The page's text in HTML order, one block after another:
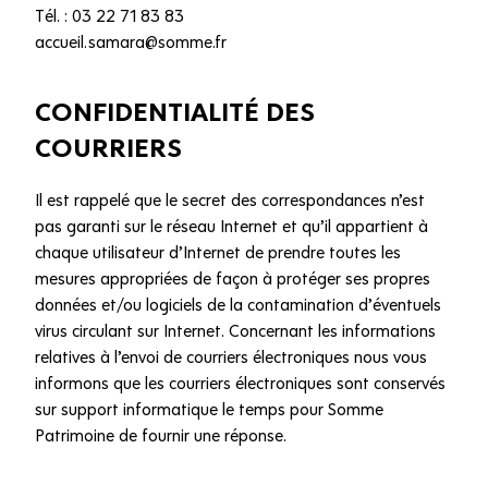
Tél. : 03 22 71 83 83
accueil.samara@somme.fr
CONFIDENTIALITÉ DES
COURRIERS
Il est rappelé que le secret des correspondances n’est
pas garanti sur le réseau Internet et qu’il appartient à
chaque utilisateur d’Internet de prendre toutes les
mesures appropriées de façon à protéger ses propres
données et/ou logiciels de la contamination d’éventuels
virus circulant sur Internet. Concernant les informations
relatives à l’envoi de courriers électroniques nous vous
informons que les courriers électroniques sont conservés
sur support informatique le temps pour Somme
Patrimoine de fournir une réponse.